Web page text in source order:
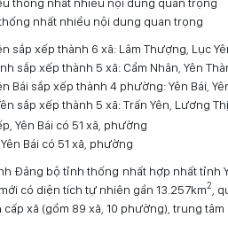
nhất nhiều nội dung quan trọng
sắp xếp thành 6 xã: Lâm Thượng, Lục
sắp xếp thành 5 xã: Cẩm Nhân, Yên
Bái sắp xếp thành 4 phường: Yên Bái,
sắp xếp thành 5 xã: Trấn Yên, Lương
Bái có 51 xã, phường
Đảng bộ tỉnh thống nhất hợp nhất tỉnh
có diện tích tự nhiên gần 13.257km2
,
xã (gồm 89 xã, 10 phường), trung